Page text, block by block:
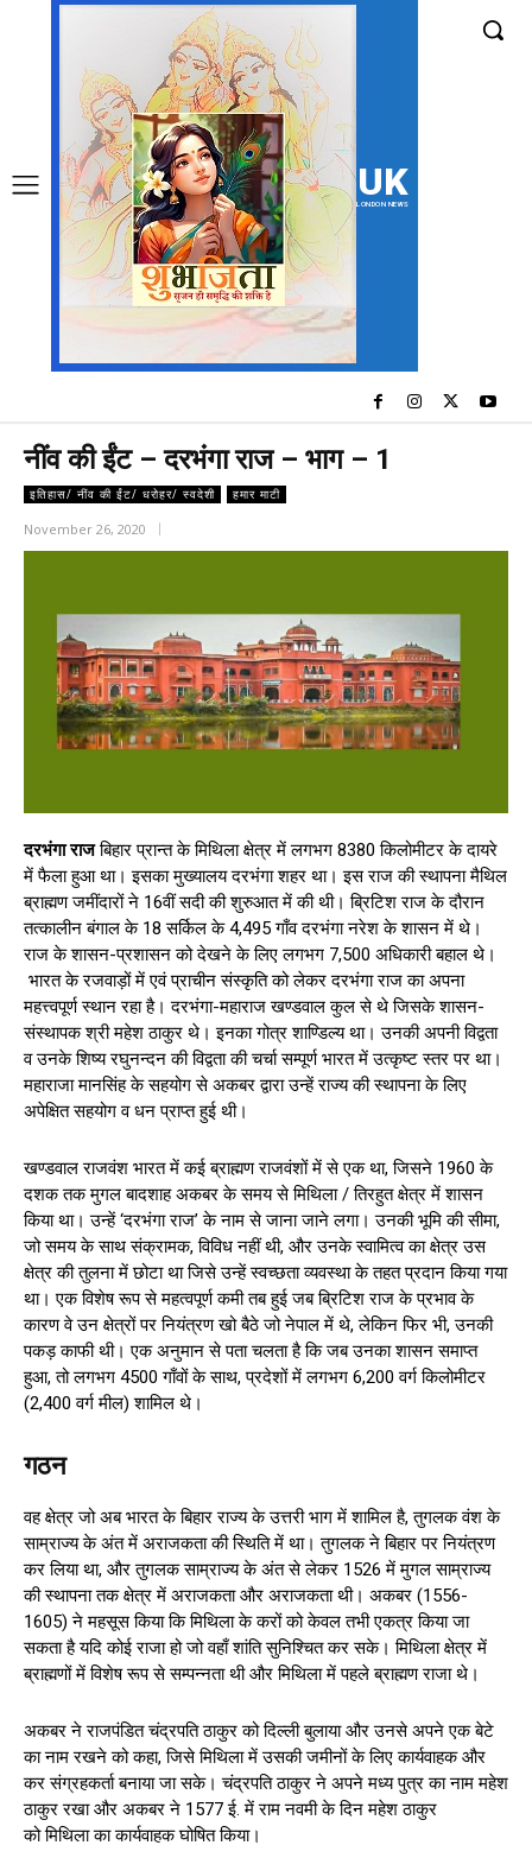
UK
LONDON NEWS
नींव की ईंट – दरभंगा राज – भाग – 1
इतिहास/ नींव की ईंट/ धरोहर/ स्वदेशी हमार माटी
November 26, 2020
दरभंगा राजबिहार प्रान्त के मिथिला क्षेत्र में लगभग 8380 किलोमीटर के दायरे
में फैला हुआ था। इसका मुख्यालय दरभंगा शहर था। इस राज की स्थापना मैथिल
ब्राह्मण जमींदारों ने 16वीं सदी की शुरुआत में की थी। ब्रिटिश राज के दौरान
तत्कालीन बंगाल के 18 सर्किल के 4,495 गाँव दरभंगा नरेश के शासन में थे।
राज के शासन-प्रशासन को देखने के लिए लगभग 7,500 अधिकारी बहाल थे।
भारत के रजवाड़ों में एवं प्राचीन संस्कृति को लेकर दरभंगा राज का अपना
महत्त्वपूर्ण स्थान रहा है। दरभंगा-महाराज खण्डवाल कुल से थे जिसके शासन-
संस्थापक श्री महेश ठाकुर थे। इनका गोत्र शाण्डिल्य था। उनकी अपनी विद्वता
व उनके शिष्य रघुनन्दन की विद्वता की चर्चा सम्पूर्ण भारत में उत्कृष्ट स्तर पर था।
महाराजा मानसिंह के सहयोग से अकबर द्वारा उन्हें राज्य की स्थापना के लिए
अपेक्षित सहयोग व धन प्राप्त हुई थी।
खण्डवाल राजवंश भारत में कई ब्राह्मण राजवंशों में से एक था, जिसने 1960 के
दशक तक मुगल बादशाह अकबर के समय से मिथिला / तिरहुत क्षेत्र में शासन
किया था। उन्हें ‘दरभंगा राज’ के नाम से जाना जाने लगा। उनकी भूमि की सीमा,
जो समय के साथ संक्रामक, विविध नहीं थी, और उनके स्वामित्व का क्षेत्र उस
क्षेत्र की तुलना में छोटा था जिसे उन्हें स्वच्छता व्यवस्था के तहत प्रदान किया गया
था। एक विशेष रूप से महत्वपूर्ण कमी तब हुई जब ब्रिटिश राज के प्रभाव के
कारण वे उन क्षेत्रों पर नियंत्रण खो बैठे जो नेपाल में थे, लेकिन फिर भी, उनकी
पकड़ काफी थी। एक अनुमान से पता चलता है कि जब उनका शासन समाप्त
हुआ, तो लगभग 4500 गाँवों के साथ, प्रदेशों में लगभग 6,200 वर्ग किलोमीटर
(2,400 वर्ग मील) शामिल थे।
गठन
वह क्षेत्र जो अब भारत के बिहार राज्य के उत्तरी भाग में शामिल है, तुगलक वंश के
साम्राज्य के अंत में अराजकता की स्थिति में था। तुगलक ने बिहार पर नियंत्रण
कर लिया था, और तुगलक साम्राज्य के अंत से लेकर 1526 में मुगल साम्राज्य
की स्थापना तक क्षेत्र में अराजकता और अराजकता थी। अकबर (1556-
1605) ने महसूस किया कि मिथिला के करों को केवल तभी एकत्र किया जा
सकता है यदि कोई राजा हो जो वहाँ शांति सुनिश्चित कर सके। मिथिला क्षेत्र में
ब्राह्मणों में विशेष रूप से सम्पन्नता थी और मिथिला में पहले ब्राह्मण राजा थे।
अकबर ने राजपंडित चंद्रपति ठाकुर को दिल्ली बुलाया और उनसे अपने एक बेटे
का नाम रखने को कहा, जिसे मिथिला में उसकी जमीनों के लिए कार्यवाहक और
कर संग्रहकर्ता बनाया जा सके। चंद्रपति ठाकुर ने अपने मध्य पुत्र का नाम महेश
ठाकुर रखा और अकबर ने 1577 ई. में राम नवमी के दिन महेश ठाकुर
को मिथिला का कार्यवाहक घोषित किया।